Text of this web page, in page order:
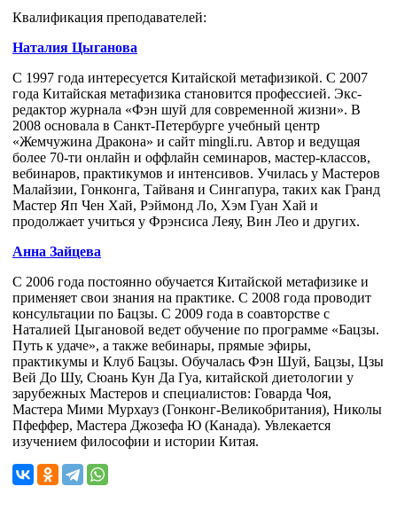
Квалификация преподавателей:
Наталия Цыганова
С 1997 года интересуется Китайской метафизикой. С 2007
года Китайская метафизика становится профессией. Экс-
редактор журнала «Фэн шуй для современной жизни». В
2008 основала в Санкт-Петербурге учебный центр
«Жемчужина Дракона» и сайт mingli.ru. Автор и ведущая
более 70-ти онлайн и оффлайн семинаров, мастер-классов,
вебинаров, практикумов и интенсивов. Училась у Мастеров
Малайзии, Гонконга, Тайваня и Сингапура, таких как Гранд
Мастер Яп Чен Хай, Рэймонд Ло, Хэм Гуан Хай и
продолжает учиться у Фрэнсиса Леяу, Вин Лео и других.
Анна Зайцева
С 2006 года постоянно обучается Китайской метафизике и
применяет свои знания на практике. С 2008 года проводит
консультации по Бацзы. С 2009 года в соавторстве с
Наталией Цыгановой ведет обучение по программе «Бацзы.
Путь к удаче», а также вебинары, прямые эфиры,
практикумы и Клуб Бацзы. Обучалась Фэн Шуй, Бацзы, Цзы
Вей До Шу, Сюань Кун Да Гуа, китайской диетологии у
зарубежных Мастеров и специалистов: Говарда Чоя,
Мастера Мими Мурхауз (Гонконг-Великобритания), Николы
Пфеффер, Мастера Джозефа Ю (Канада). Увлекается
изучением философии и истории Китая.